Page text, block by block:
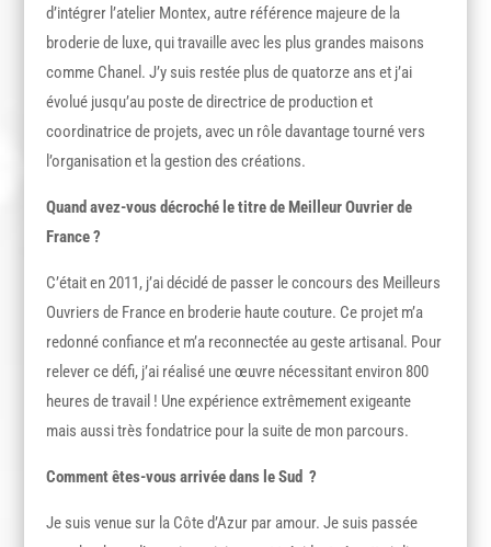
d’intégrer l’atelier Montex, autre référence majeure de la
broderie de luxe, qui travaille avec les plus grandes maisons
comme Chanel. J’y suis restée plus de quatorze ans et j’ai
évolué jusqu’au poste de directrice de production et
coordinatrice de projets, avec un rôle davantage tourné vers
l’organisation et la gestion des créations.
Quand avez-vous décroché le titre de Meilleur Ouvrier de
France ?
C’était en 2011, j’ai décidé de passer le concours des Meilleurs
Ouvriers de France en broderie haute couture. Ce projet m’a
redonné confiance et m’a reconnectée au geste artisanal. Pour
relever ce défi, j’ai réalisé une œuvre nécessitant environ 800
heures de travail ! Une expérience extrêmement exigeante
mais aussi très fondatrice pour la suite de mon parcours.
Comment êtes-vous arrivée dans le Sud ?
Je suis venue sur la Côte d’Azur par amour. Je suis passée